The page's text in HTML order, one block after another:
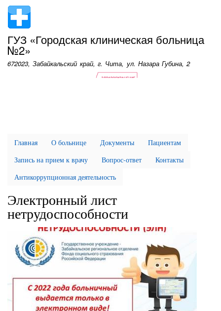
содержанию
ГУЗ «Городская клиническая больница
№2»
672023, Забайкальский край, г. Чита, ул. Назара Губина, 2
Главная О больнице Документы
Пациентам
Запись на прием к врачу
Вопрос-ответ
Контакты
Антикоррупционная деятельность
Электронный лист
нетрудоспособности